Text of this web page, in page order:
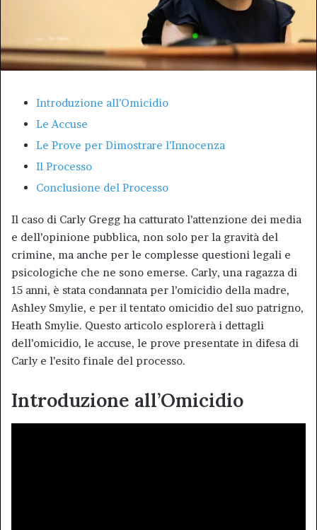
Introduzione all’Omicidio
Le Accuse
Le Prove per Dimostrare l’Innocenza
Il Processo
Conclusione del Processo
Il caso di Carly Gregg ha catturato l’attenzione dei media
e dell’opinione pubblica, non solo per la gravità del
crimine, ma anche per le complesse questioni legali e
psicologiche che ne sono emerse. Carly, una ragazza di
15 anni, è stata condannata per l’omicidio della madre,
Ashley Smylie, e per il tentato omicidio del suo patrigno,
Heath Smylie. Questo articolo esplorerà i dettagli
dell’omicidio, le accuse, le prove presentate in difesa di
Carly e l’esito finale del processo.
Introduzione all’Omicidio